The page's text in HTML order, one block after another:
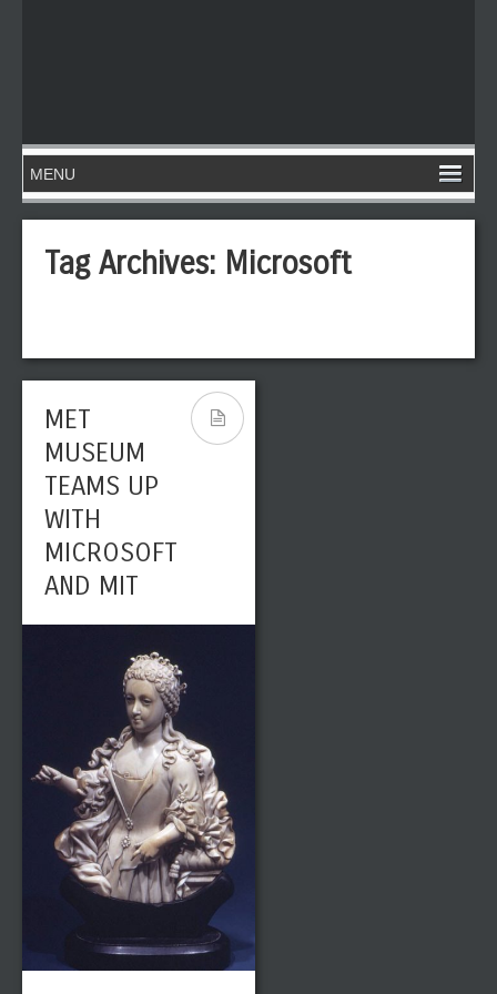
Tag Archives: Microsoft
MET
MUSEUM
TEAMS UP
WITH
MICROSOFT
AND MIT